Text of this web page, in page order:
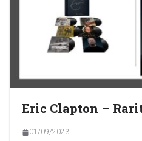
Eric Clapton –
01/09/2023